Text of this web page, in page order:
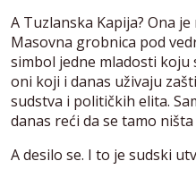
A Tuzlanska Kapija? Ona
Masovna grobnica pod
simbol jedne mladosti
oni koji i danas uživaju
sudstva i političkih elita.
danas reći da se tamo
A desilo se. I to je sudski